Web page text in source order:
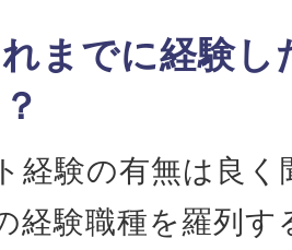
までに経験し
経験の有無は良
経験職種を羅列